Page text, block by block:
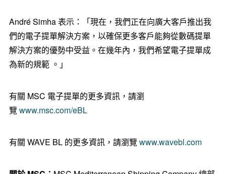
André Simha 表示：「現在，我們正在向廣大客戶推出我
們的電子提單解決方案，以確保更多客戶能夠從數碼提單
解決方案的優勢中受益。在幾年內，我們希望電子提單成
為新的規範 。」
有關 MSC 電子提單的更多資訊，請瀏
覽www.msc.com/eBL
有關 WAVE BL 的更多資訊，請瀏覽www.wavebl.com